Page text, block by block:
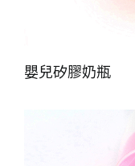
嬰兒矽膠奶瓶